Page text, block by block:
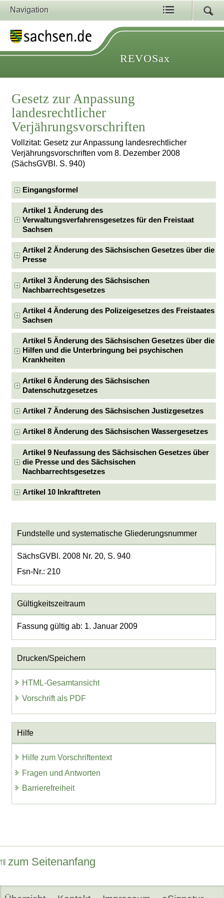
Navigation
REVOSax
Gesetz zur Anpassung
landesrechtlicher
Verjährungsvorschriften
Vollzitat: Gesetz zur Anpassung landesrechtlicher
Verjährungsvorschriften vom 8. Dezember 2008
(SächsGVBl. S. 940)
Eingangsformel
Artikel 1 Änderung des
Verwaltungsverfahrensgesetzes für den Freistaat
Sachsen
Artikel 2 Änderung des Sächsischen Gesetzes über die
Presse
Artikel 3 Änderung des Sächsischen
Nachbarrechtsgesetzes
Artikel 4 Änderung des Polizeigesetzes des Freistaates
Sachsen
Artikel 5 Änderung des Sächsischen Gesetzes über die
Hilfen und die Unterbringung bei psychischen
Krankheiten
Artikel 6 Änderung des Sächsischen
Datenschutzgesetzes
Artikel 7 Änderung des Sächsischen Justizgesetzes
Artikel 8 Änderung des Sächsischen Wassergesetzes
Artikel 9 Neufassung des Sächsischen Gesetzes über
die Presse und des Sächsischen
Nachbarrechtsgesetzes
Artikel 10 Inkrafttreten
Fundstelle und systematische Gliederungsnummer
SächsGVBl. 2008 Nr. 20, S. 940
Fsn-Nr.: 210
Gültigkeitszeitraum
Fassung gültig ab: 1. Januar 2009
Drucken/Speichern
HTML-Gesamtansicht
Vorschrift als PDF
Hilfe
Hilfe zum Vorschriftentext
Fragen und Antworten
Barrierefreiheit
zum Seitenanfang